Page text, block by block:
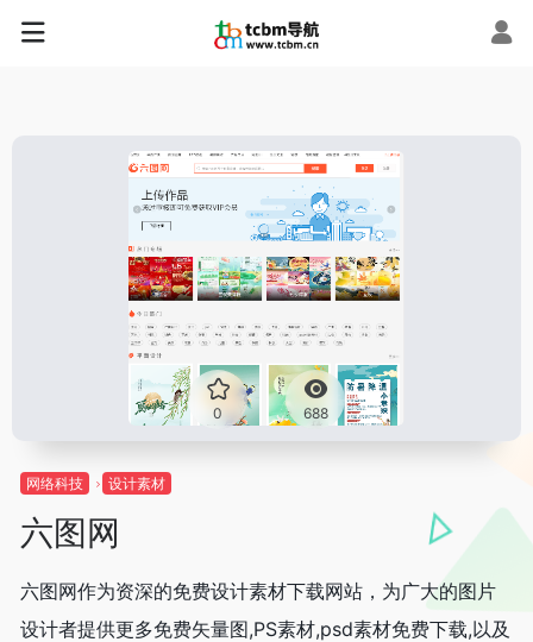
0 688
网络科技 设计素材
六图网
六图网作为资深的免费设计素材下载网站，为广大的图片
设计者提供更多免费矢量图,PS素材,psd素材免费下载,以及